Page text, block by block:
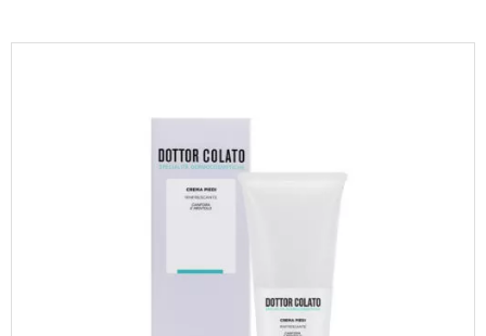
da
€13,00
€23,00